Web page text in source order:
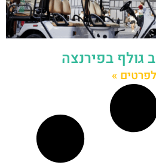
גולף בפירנצה
לפרטים »